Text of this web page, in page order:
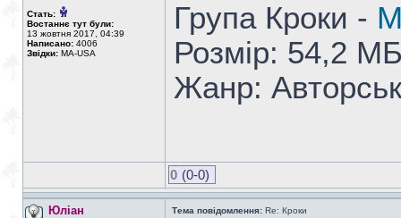
Стать:
Востаннє тут були:
13 жовтня 2017, 04:39
Написано: 4006
Звідки: MA-USA
Група Кроки -
Розмір: 54,2
Жанр:
0 (0-0)
Юліан Тема повідомлення: Re: Кроки